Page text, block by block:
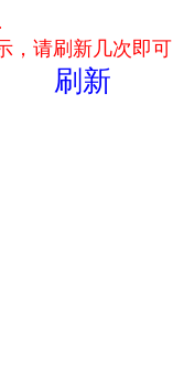
，请刷新几次即可
刷新